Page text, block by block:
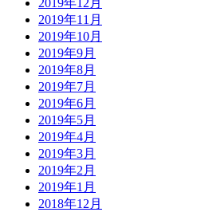
2019年11月
2019年10月
2019年9月
2019年8月
2019年7月
2019年6月
2019年5月
2019年4月
2019年3月
2019年2月
2019年1月
2018年12月